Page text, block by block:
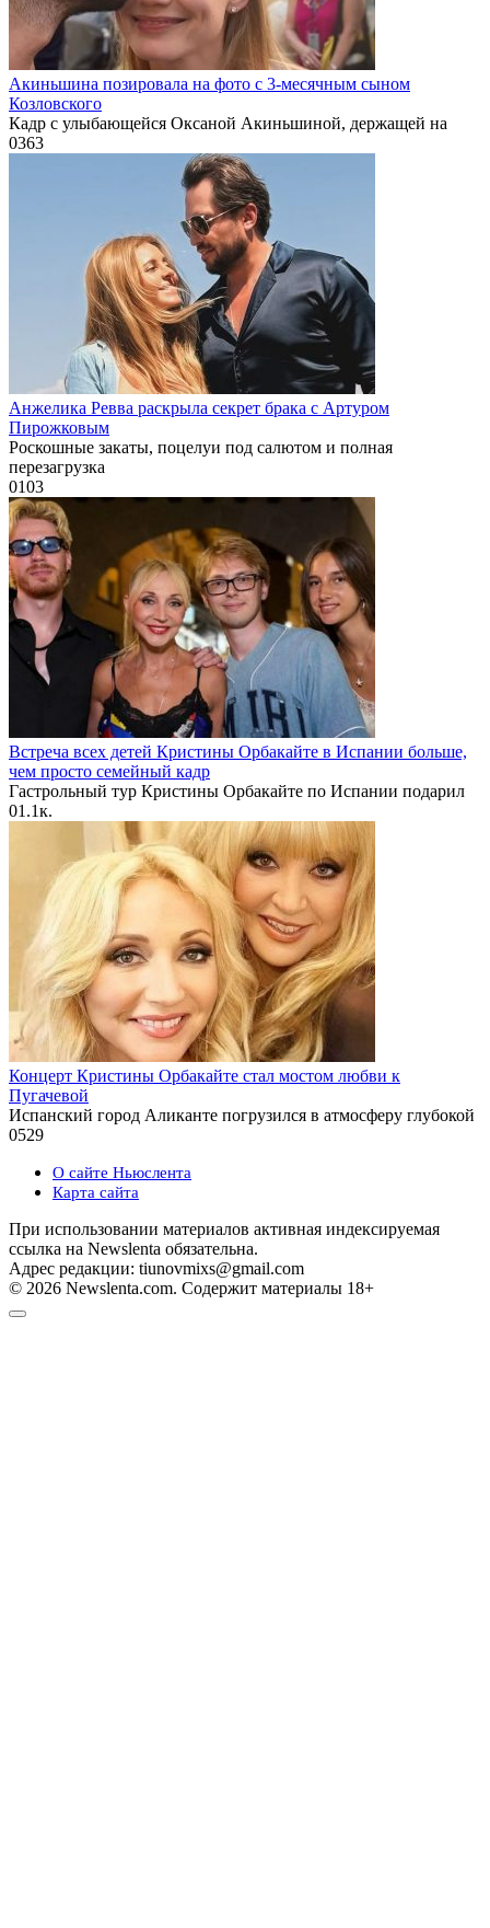
Акиньшина позировала на фото с 3-месячным сыном
Козловского
Кадр с улыбающейся Оксаной Акиньшиной, держащей на
0363
Анжелика Ревва раскрыла секрет брака с Артуром
Пирожковым
Роскошные закаты, поцелуи под салютом и полная
перезагрузка
0103
Встреча всех детей Кристины Орбакайте в Испании больше,
чем просто семейный кадр
Гастрольный тур Кристины Орбакайте по Испании подарил
01.1к.
Концерт Кристины Орбакайте стал мостом любви к
Пугачевой
Испанский город Аликанте погрузился в атмосферу глубокой
0529
О сайте Ньюслента
Карта сайта
При использовании материалов активная индексируемая
ссылка на Newslenta обязательна.
Адрес редакции: tiunovmixs@gmail.com
© 2026 Newslenta.com. Содержит материалы 18+